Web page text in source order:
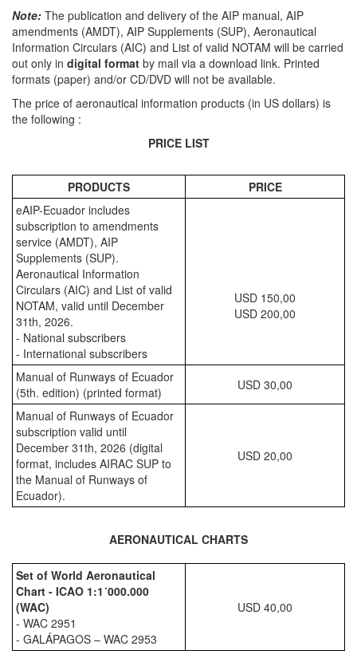
Note: The publication and delivery of the AIP manual, AIP
amendments (AMDT), AIP Supplements (SUP), Aeronautical
Information Circulars (AIC) and List of valid NOTAM will be carried
out only in digital format by mail via a download link. Printed
formats (paper) and/or CD/DVD will not be available.
The price of aeronautical information products (in US dollars) is
the following :
PRICE LIST
PRODUCTS
PRICE
eAIP-Ecuador includes
subscription to amendments
service (AMDT), AIP
Supplements (SUP).
Aeronautical Information
Circulars (AIC) and List of valid
NOTAM, valid until December
31th, 2026.
- National subscribers
- International subscribers
USD 150,00
USD 200,00
Manual of Runways of Ecuador
(5th. edition) (printed format)
USD 30,00
Manual of Runways of Ecuador
subscription valid until
December 31th, 2026 (digital
format, includes AIRAC SUP to
the Manual of Runways of
Ecuador).
USD 20,00
AERONAUTICAL CHARTS
Set of World Aeronautical
Chart - ICAO 1:1´000.000
(WAC)
- WAC 2951
- GALÁPAGOS – WAC 2953
USD 40,00